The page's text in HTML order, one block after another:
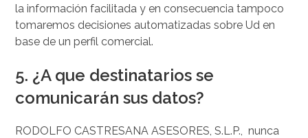
la información facilitada y en consecuencia tampoco
tomaremos decisiones automatizadas sobre Ud en
base de un perfil comercial.
5. ¿A que destinatarios se
comunicarán sus datos?
RODOLFO CASTRESANA ASESORES, S.L.P., nunca